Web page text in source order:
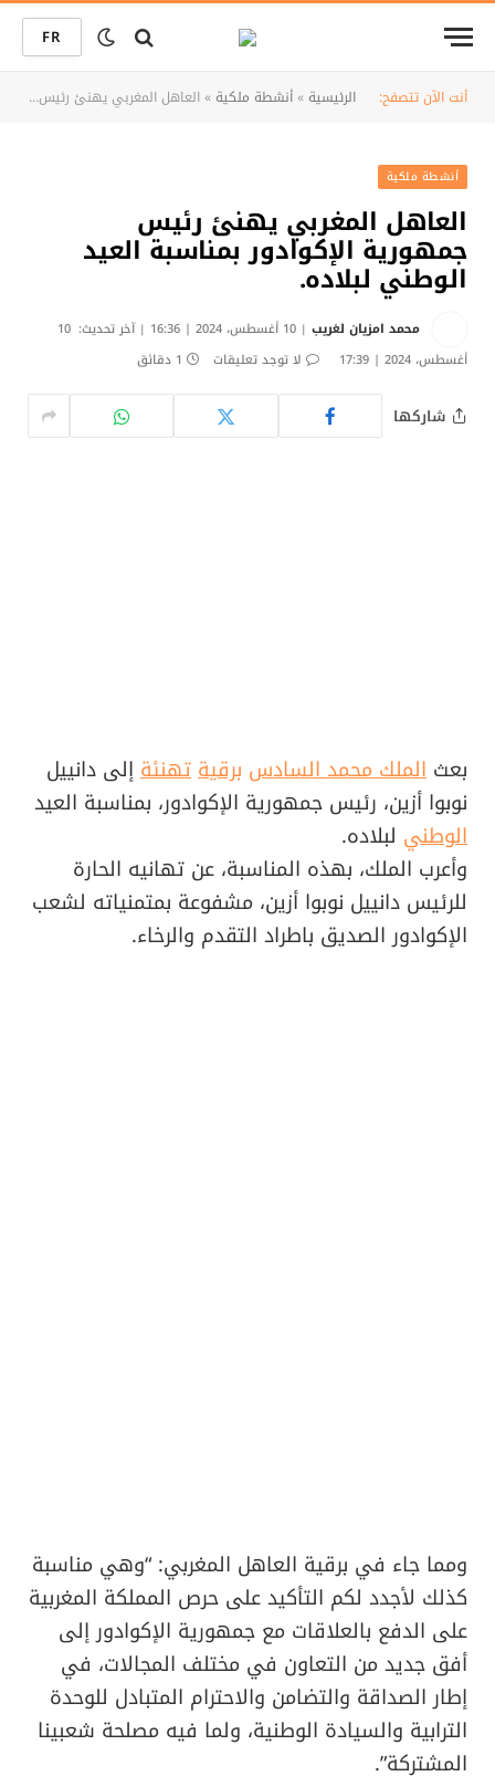
FR
أنت الآن تتصفح: الرئيسية»أنشطة ملكية»العاهل المغربي يهنئ رئيس جمهورية الإكوادور بمناسبة العيد الوطني لبلاده.
أنشطة ملكية
العاهل المغربي يهنئ رئيس
جمهورية الإكوادور بمناسبة العيد
الوطني لبلاده.
محمد امزيان لغريب 10 أغسطس، 2024 | 16:36 آخر تحديث: 10
أغسطس، 2024 | 17:39
لا توجد تعليقات 1 دقائق
شاركها
بعث الملك محمد السادس برقيةتهنئةإلى دانييل
نوبوا أزين، رئيس جمهورية الإكوادور، بمناسبة العيد
الوطني لبلاده.
وأعرب الملك، بهذه المناسبة، عن تهانيه الحارة
للرئيس دانييل نوبوا أزين، مشفوعة بمتمنياته لشعب
الإكوادور الصديق باطراد التقدم والرخاء.
ومما جاء في برقية العاهل المغربي: “وهي مناسبة
كذلك لأجدد لكم التأكيد على حرص المملكة المغربية
على الدفع بالعلاقات مع جمهورية الإكوادور إلى
أفق جديد من التعاون في مختلف المجالات، في
إطار الصداقة والتضامن والاحترام المتبادل للوحدة
الترابية والسيادة الوطنية، ولما فيه مصلحة شعبينا
المشتركة”.